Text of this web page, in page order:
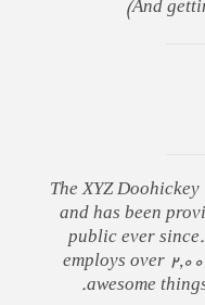
(And
The XYZ
and has been
public ever
employs over
awesome